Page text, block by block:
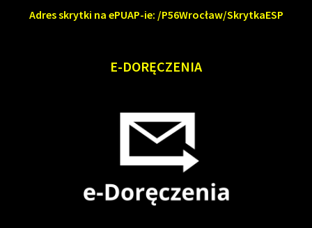
Adres skrytki na ePUAP-ie: /P56Wrocław/SkrytkaESP
E-DORĘCZENIA